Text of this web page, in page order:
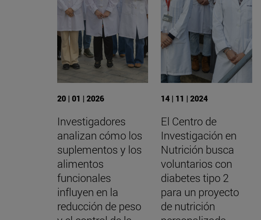
20 | 01 | 2026
Investigadores
analizan cómo los
suplementos y los
alimentos
funcionales
influyen en la
reducción de peso
14 | 11 | 2024
El Centro de
Investigación en
Nutrición busca
voluntarios con
diabetes tipo 2
para un proyecto
de nutrición